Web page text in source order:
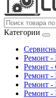
Категории
Ремонт -
Ремонт -
Ремонт -
Ремонт
Ремонт -